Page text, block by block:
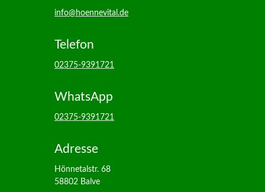
info@hoennevital.de
Telefon
02375-9391721
WhatsApp
02375-9391721
Adresse
Hönnetalstr. 68
58802 Balve